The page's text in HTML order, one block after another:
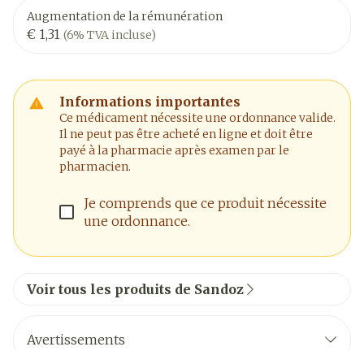
Augmentation de la rémunération
€ 1,31 (6% TVA incluse)
Informations importantes
Ce médicament nécessite une ordonnance valide.
Il ne peut pas être acheté en ligne et doit être
payé à la pharmacie après examen par le
pharmacien.
Je comprends que ce produit nécessite
une ordonnance.
Voir tous les produits de Sandoz
Avertissements